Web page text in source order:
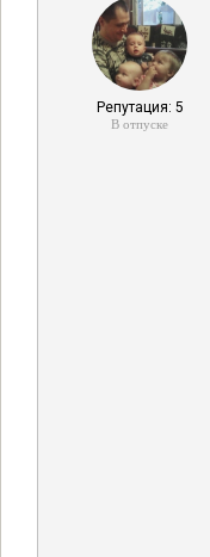
Репутация: 5
В отпуске